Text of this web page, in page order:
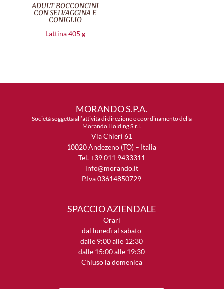
ADULT BOCCONCINI
CON SELVAGGINA E
CONIGLIO
Lattina 405 g
MORANDO S.P.A.
Società soggetta all’attività di direzione e coordinamento della
Morando Holding S.r.l.
Via Chieri 61
10020 Andezeno (TO) – Italia
Tel. +39 011 9433311
info@morando.it
P.Iva 03614850729
SPACCIO AZIENDALE
Orari
dal lunedì al sabato
dalle 9:00 alle 12:30
dalle 15:00 alle 19:30
Chiuso la domenica